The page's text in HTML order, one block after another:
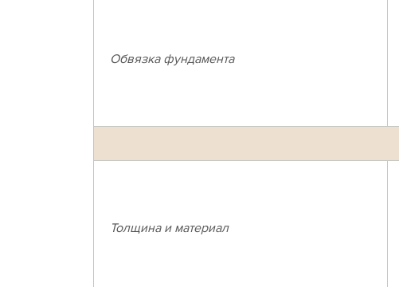
Обвязка фундамента
Толщина и материал